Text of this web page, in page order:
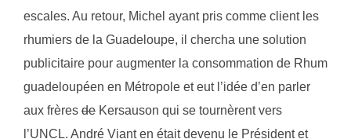
escales. Au retour, Michel ayant pris comme client les
rhumiers de la Guadeloupe, il chercha une solution
publicitaire pour augmenter la consommation de Rhum
guadeloupéen en Métropole et eut l’idée d’en parler
aux frères de Kersauson qui se tournèrent vers
l’UNCL. André Viant en était devenu le Président et